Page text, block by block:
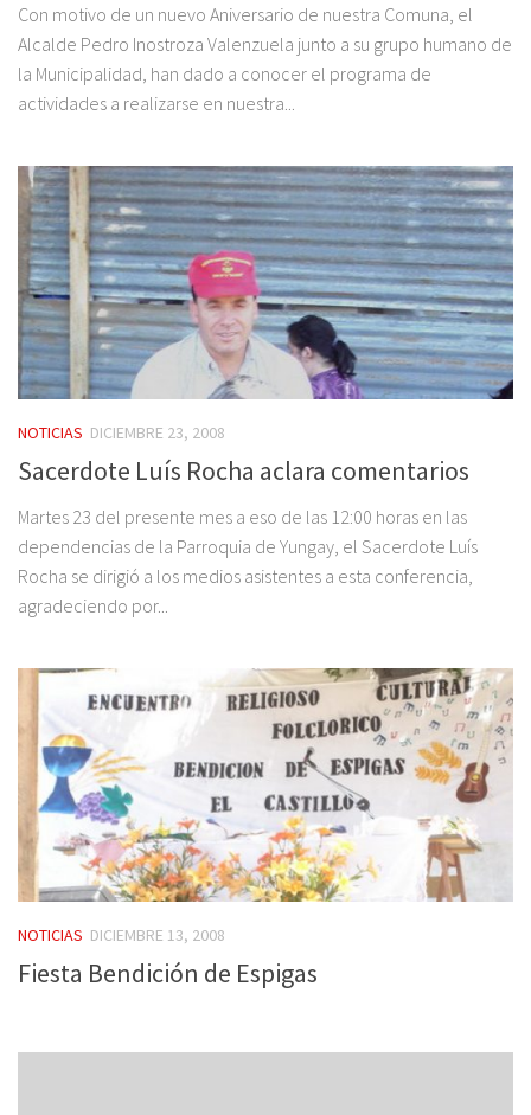
Con motivo de un nuevo Aniversario de nuestra Comuna, el
Alcalde Pedro Inostroza Valenzuela junto a su grupo humano de
la Municipalidad, han dado a conocer el programa de
actividades a realizarse en nuestra...
NOTICIAS DICIEMBRE 23, 2008
Sacerdote Luís Rocha aclara comentarios
Martes 23 del presente mes a eso de las 12:00 horas en las
dependencias de la Parroquia de Yungay, el Sacerdote Luís
Rocha se dirigió a los medios asistentes a esta conferencia,
agradeciendo por...
NOTICIAS DICIEMBRE 13, 2008
Fiesta Bendición de Espigas